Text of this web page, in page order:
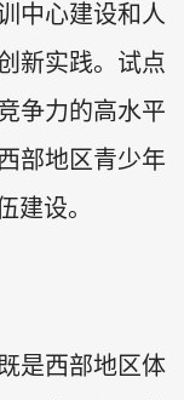
中心建设和人
新实践。试点
争力的高水平
部地区青少年
建设。
是西部地区体